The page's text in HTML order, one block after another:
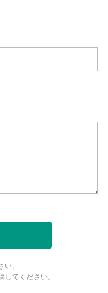
。
てください。